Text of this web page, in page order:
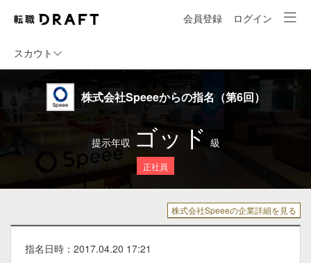
会員登録 ログイン
スカウト
株式会社Speeeからの指名（第6回）
提示年収 ゴッド 級
正社員
株式会社Speeeの企業詳細を見る
指名日時：2017.04.20 17:21